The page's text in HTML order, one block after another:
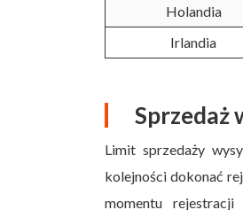
Holandia
Irlandia
Sprzedaż
Limit sprzedaży
kolejności dokonać
momentu